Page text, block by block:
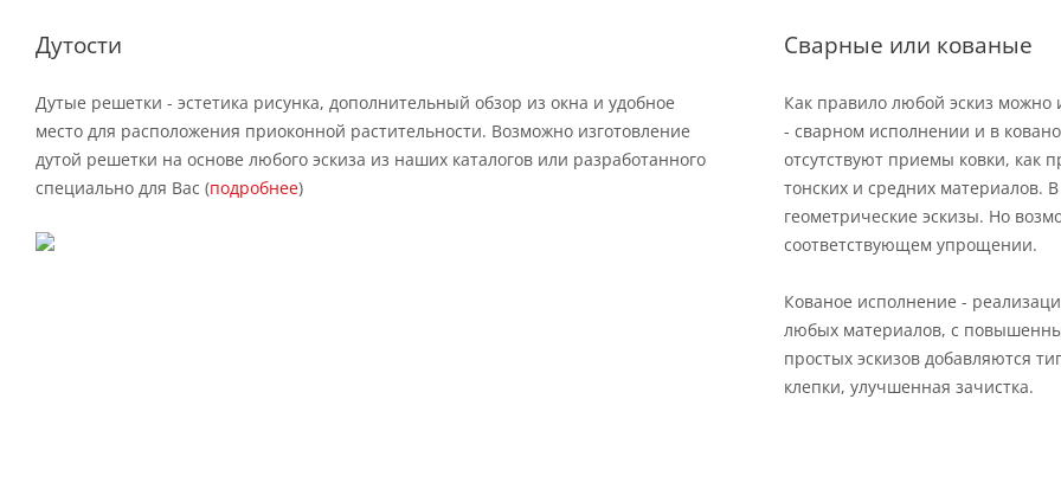
Дутости
Дутые решетки - эстетика рисунка, дополнительный обзор из окна и удобное
место для расположения приоконной растительности. Возможно изготовление
дутой решетки на основе любого эскиза из наших каталогов или разработанного
специально для Вас (подробнее)
Cварные или кованые
Как правило любой эскиз можно
- сварном исполнении и в
отсутствуют приемы ковки, как
тонских и средних материалов.
геометрические эскизы. Но
соответствующем упрощении.
Кованое исполнение -
любых материалов, с
простых эскизов добавляются
клепки, улучшенная зачистка.